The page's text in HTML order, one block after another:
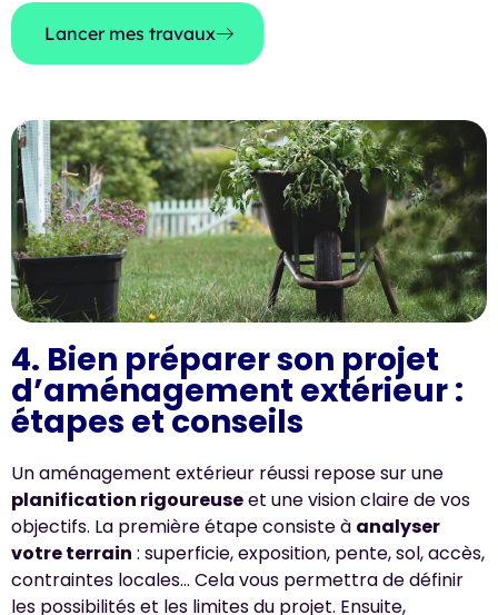
Lancer mes travaux
4. Bien préparer son projet
d’aménagement extérieur :
étapes et conseils
Un aménagement extérieur réussi repose sur une
planification rigoureuseet une vision claire de vos
objectifs. La première étape consiste à analyser
votre terrain : superficie, exposition, pente, sol, accès,
contraintes locales… Cela vous permettra de définir
les possibilités et les limites du projet. Ensuite,